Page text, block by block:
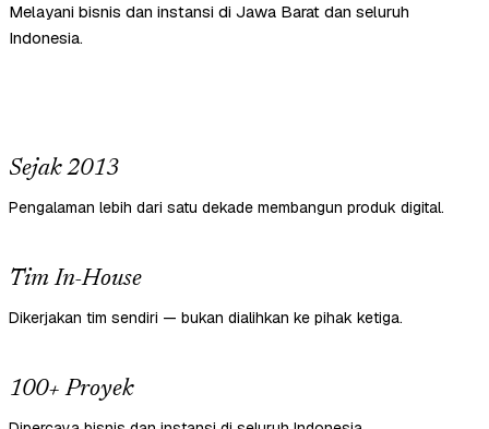
Melayani bisnis dan instansi di Jawa Barat dan seluruh
Indonesia.
Sejak 2013
Pengalaman lebih dari satu dekade membangun produk digital.
Tim In-House
Dikerjakan tim sendiri — bukan dialihkan ke pihak ketiga.
100+ Proyek